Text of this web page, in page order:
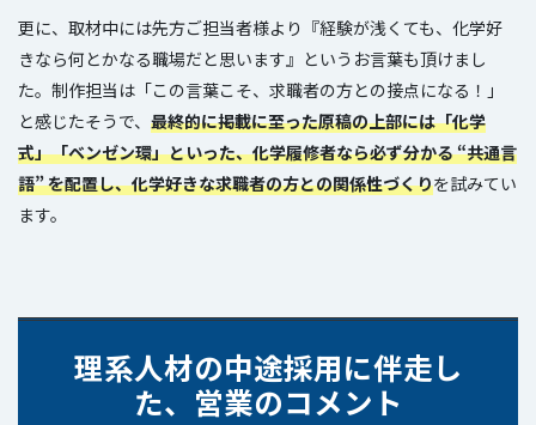
更に、取材中には先方ご担当者様より『経験が浅くても、化学好
きなら何とかなる職場だと思います』というお言葉も頂けまし
た。制作担当は「この言葉こそ、求職者の方との接点になる！」
と感じたそうで、 最終的に掲載に至った原稿の上部には「化学
式」「ベンゼン環」といった、化学履修者なら必ず分かる “共通言
語” を配置し、化学好きな求職者の方との関係性づくりを試みてい
ます。
理系人材の中途採用に伴走し
た、営業のコメント